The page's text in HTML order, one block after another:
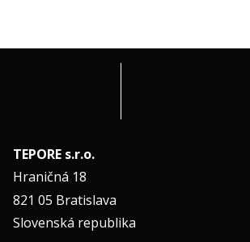
TEPORE s.r.o.
Hraničná 18
821 05 Bratislava
Slovenská republika